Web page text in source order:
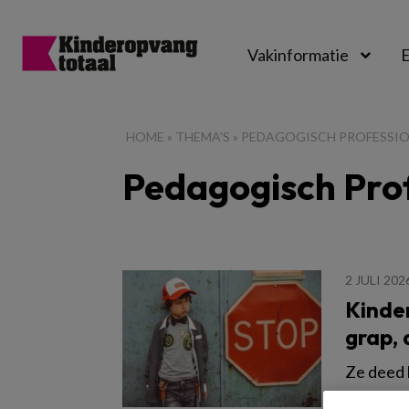
Vakinformatie
HOME » THEMA'S » PEDAGOGISCH
Pedagogisch
2 JULI
grap,
Ze deed
ze